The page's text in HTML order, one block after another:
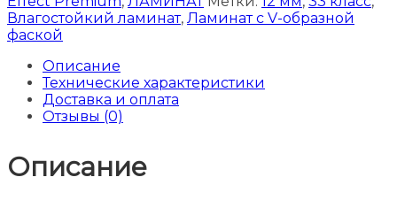
Влагостойкий ламинат, Ламинат с V-образной
фаской
Описание
Технические характеристики
Доставка и оплата
Отзывы (0)
Описание